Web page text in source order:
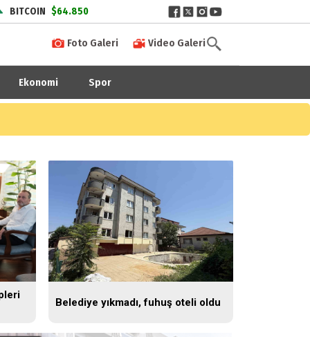
BITCOIN $64.850
Foto Galeri Video Galeri
Ekonomi Spor
Belediye yıkmadı, fuhuş oteli oldu